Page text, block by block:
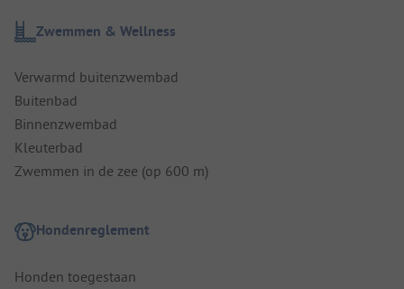
Zwemmen & Wellness
Verwarmd buitenzwembad
Buitenbad
Binnenzwembad
Kleuterbad
Zwemmen in de zee (op 600 m)
Hondenreglement
Honden toegestaan